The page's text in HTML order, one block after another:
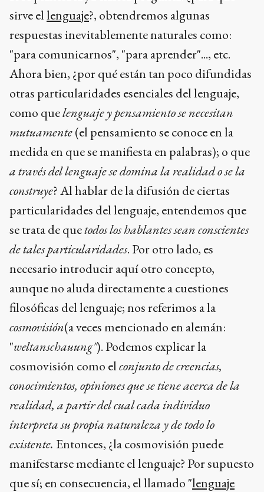
sirve ellenguaje?, obtendremos algunas
respuestas inevitablemente naturales como:
"para comunicarnos", "para aprender"..., etc.
Ahora bien, ¿por qué están tan poco difundidas
otras particularidades esenciales del lenguaje,
como quelenguaje y pensamiento se necesitan
mutuamente(el pensamiento se conoce en la
medida en que se manifiesta en palabras); o que
a través del lenguaje se domina la realidad o se la
construye? Al hablar de la difusión de ciertas
particularidades del lenguaje, entendemos que
se trata de quetodos los hablantes sean conscientes
de tales particularidades. Por otro lado, es
necesario introducir aquí otro concepto,
aunque no aluda directamente a cuestiones
filosóficas del lenguaje; nos referimos a la
cosmovisión(a veces mencionado en alemán:
"weltanschauung"). Podemos explicar la
cosmovisión como elconjunto de creencias,
conocimientos, opiniones que se tiene acerca de la
realidad, a partir del cual cada individuo
interpreta su propia naturaleza y de todo lo
existente. Entonces, ¿la cosmovisión puede
manifestarse mediante el lenguaje? Por supuesto
que sí; en consecuencia, el llamado "lenguaje